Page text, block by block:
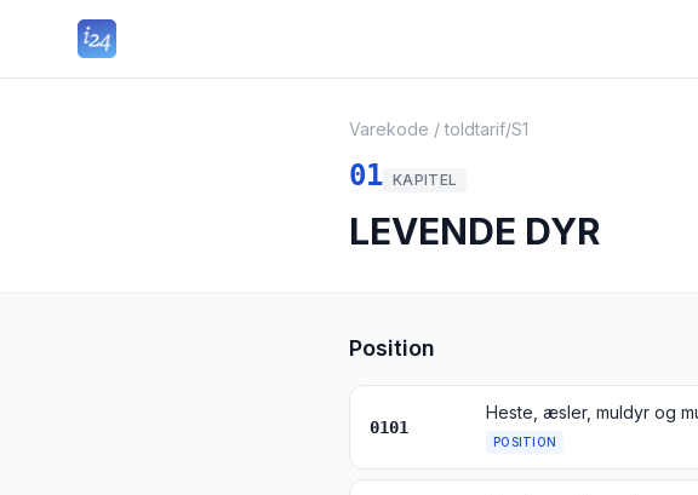
Varekode / toldtarif/S1
01 KAPITEL
LEVENDE DYR
Position
0101
Heste, æsler, muldyr og
POSITION